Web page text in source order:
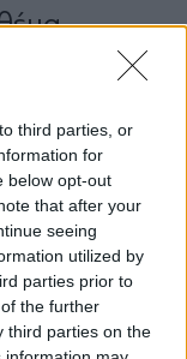
third parties, or
for
below opt-out
that after your
seeing
utilized by
parties prior to
the further
third parties on the